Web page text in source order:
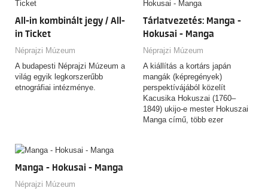
All-in kombinált jegy / All-
in Ticket
Néprajzi Múzeum
A budapesti Néprajzi Múzeum a
világ egyik legkorszerűbb
etnográfiai intézménye.
Tárlatvezetés: Manga -
Hokusai - Manga
Néprajzi Múzeum
A kiállítás a kortárs japán
mangák (képregények)
perspektívájából közelít
Kacusika Hokuszai (1760–
1849) ukijo-e mester Hokuszai
Manga című, több ezer
Manga - Hokusai - Manga
Néprajzi Múzeum